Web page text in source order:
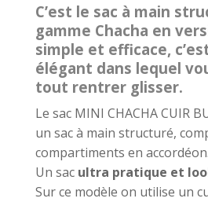
C’est le sac à main
gamme Chacha en
simple et efficace,
élégant dans lequel
tout rentrer glisser.
Le sac MINI CHACHA CUIR
un sac à main structuré,
compartiments en accordéon.
Un sac ultra pratique et
Sur ce modèle on utilise un